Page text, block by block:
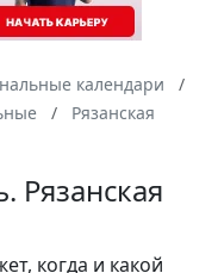
календари
Рязанская
Рязанская
когда и какой